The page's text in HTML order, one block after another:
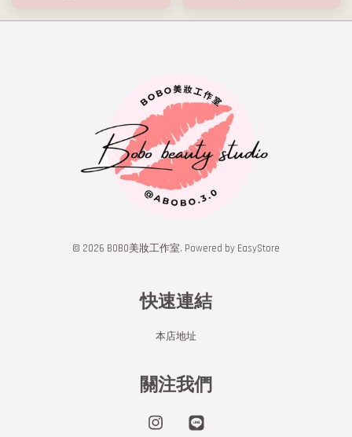
© 2026 BOBO美妝工作室. Powered by EasyStore
快速連結
本店地址
關注我們
Instagram